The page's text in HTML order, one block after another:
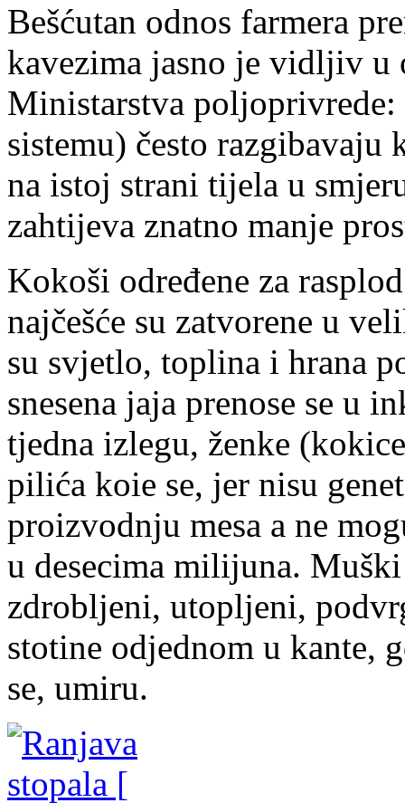
Bešćutan odnos farmera
kavezima jasno je vidljiv
Ministarstva
sistemu) često
na istoj strani tijela u
zahtijeva znatno manje
Kokoši određene za
najčešće su zatvorene u
su svjetlo, toplina i hrana
snesena jaja prenose se u
tjedna izlegu, ženke
pilića koie se, jer nisu
proizvodnju mesa a ne
u desecima milijuna.
zdrobljeni, utopljeni,
stotine odjednom u kante,
se, umiru.